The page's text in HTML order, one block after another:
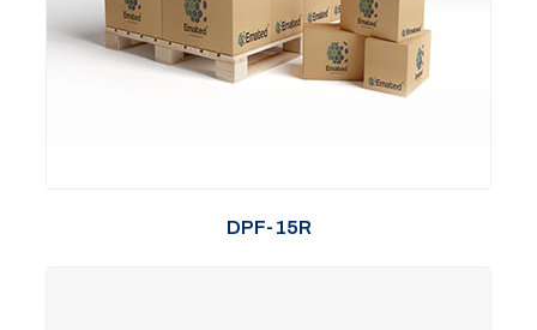
DPF-15R